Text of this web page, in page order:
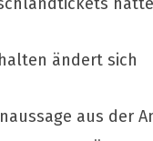
ändert sich
aus der